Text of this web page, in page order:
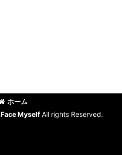
ホーム
Face MyselfAll rights Reserved.